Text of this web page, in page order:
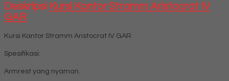
Deskripsi Kursi Kantor Stramm Aristocrat IV
GAR
Kursi Kantor Stramm Aristocrat IV GAR
Spesifikasi:
Armrest yang nyaman.